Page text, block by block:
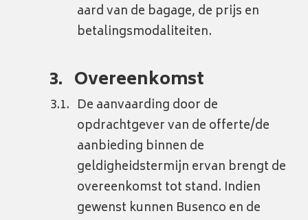
aard van de bagage, de prijs en
betalingsmodaliteiten.
Overeenkomst
De aanvaarding door de
opdrachtgever van de offerte/de
aanbieding binnen de
geldigheidstermijn ervan brengt de
overeenkomst tot stand. Indien
gewenst kunnen Busenco en de